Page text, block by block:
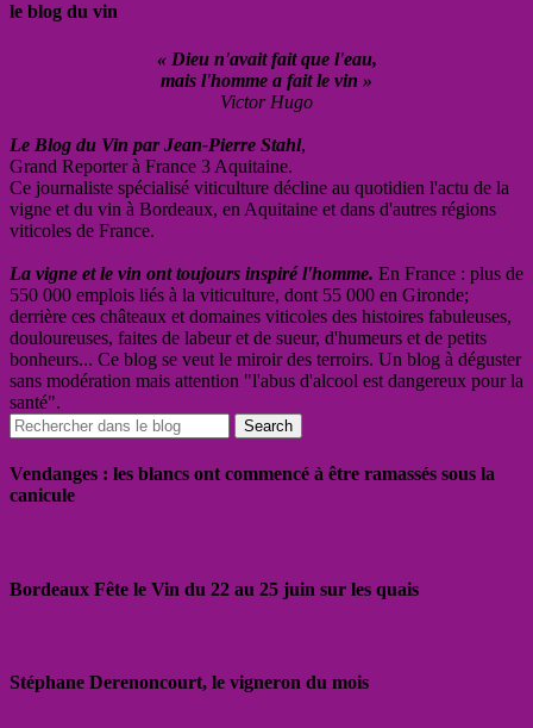
le blog du vin
« Dieu n'avait fait que l'eau,
mais l'homme a fait le vin »
Victor Hugo
Le Blog du Vin par Jean-Pierre Stahl,
Grand Reporter à France 3 Aquitaine.
Ce journaliste spécialisé viticulture décline au quotidien l'actu de la
vigne et du vin à Bordeaux, en Aquitaine et dans d'autres régions
viticoles de France.
La vigne et le vin ont toujours inspiré l'homme. En France : plus de
550 000 emplois liés à la viticulture, dont 55 000 en Gironde;
derrière ces châteaux et domaines viticoles des histoires fabuleuses,
douloureuses, faites de labeur et de sueur, d'humeurs et de petits
bonheurs... Ce blog se veut le miroir des terroirs. Un blog à déguster
sans modération mais attention "l'abus d'alcool est dangereux pour la
santé".
Vendanges : les blancs ont commencé à être ramassés sous la
canicule
Bordeaux Fête le Vin du 22 au 25 juin sur les quais
Stéphane Derenoncourt, le vigneron du mois